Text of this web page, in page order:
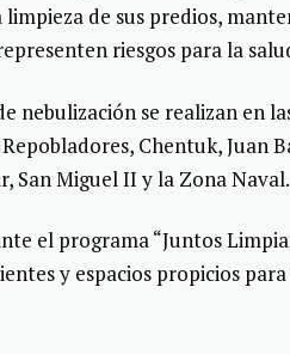
de sus predios,
riesgos para la
nebulización se realizan en
Chentuk, Juan
San Miguel II y la Zona Naval.
el programa “Juntos
y espacios propicios